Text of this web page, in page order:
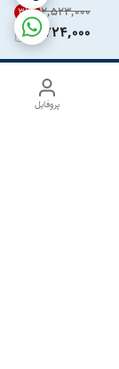
۲٬۵۲۳٬۰۰۰ 31%
1,724,000
پروفایل